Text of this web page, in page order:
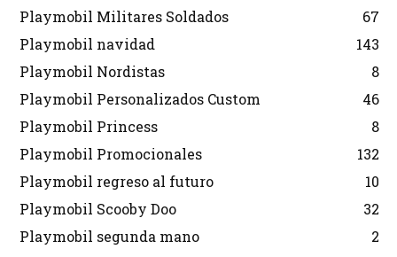
Playmobil Militares Soldados
67
Playmobil navidad
143
Playmobil Nordistas
8
Playmobil Personalizados Custom
46
Playmobil Princess
8
Playmobil Promocionales
132
Playmobil regreso al futuro
10
Playmobil Scooby Doo
32
Playmobil segunda mano
2